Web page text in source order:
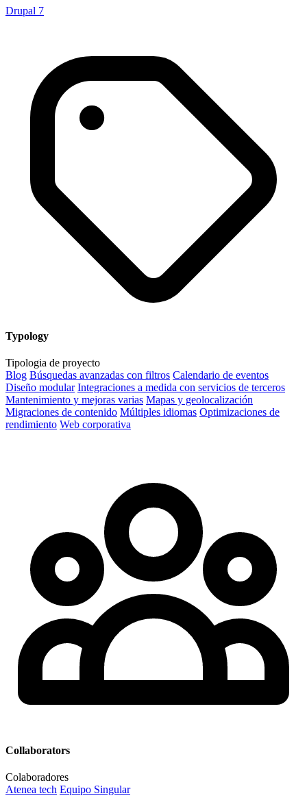
Drupal 7
Typology
Tipologia de proyecto
Blog Búsquedas avanzadas con filtros Calendario de eventos
Diseño modular Integraciones a medida con servicios de terceros
Mantenimiento y mejoras varias Mapas y geolocalización
Migraciones de contenido Múltiples idiomas Optimizaciones de
rendimiento Web corporativa
Collaborators
Colaboradores
Atenea tech Equipo Singular